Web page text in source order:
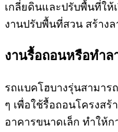
เกลี่ยดินและปรับพื้นที่ให้
งานปรับพื้นที่สวน สร้าง
งานรื้อถอนหรือทำล
รถแบคโฮบางรุ่นสามาร
ๆ เพื่อใช้รื้อถอนโครงสร้
อาคารขนาดเล็ก ทำให้ก